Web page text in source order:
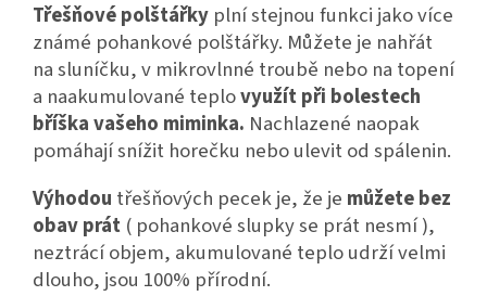
Třešňové polštářky plní stejnou funkci jako více
známé pohankové polštářky. Můžete je nahřát
na sluníčku, v mikrovlnné troubě nebo na topení
a naakumulované teplovyužít při bolestech
bříška vašeho miminka. Nachlazené naopak
pomáhají snížit horečku nebo ulevit od spálenin.
Výhodou třešňových pecek je, že je můžete bez
obav prát ( pohankové slupky se prát nesmí ),
neztrácí objem, akumulované teplo udrží velmi
dlouho, jsou 100% přírodní.